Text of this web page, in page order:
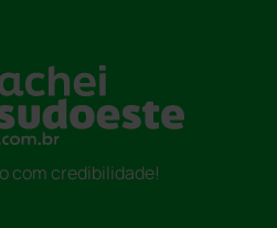
com credibilidade!